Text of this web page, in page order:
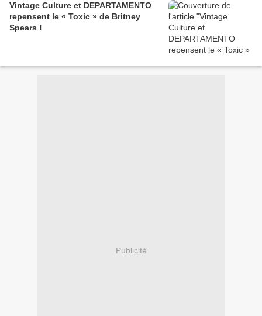
Vintage Culture et DEPARTAMENTO
repensent le « Toxic » de Britney
Spears !
Publicité